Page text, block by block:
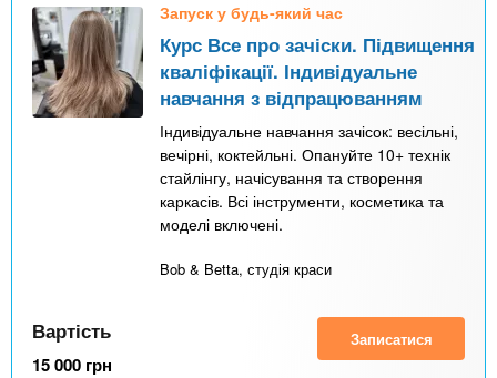
Запуск у будь-який час
Курс Все про зачіски. Підвищення
кваліфікації. Індивідуальне
навчання з відпрацюванням
Індивідуальне навчання зачісок: весільні,
вечірні, коктейльні. Опануйте 10+ технік
стайлінгу, начісування та створення
каркасів. Всі інструменти, косметика та
моделі включені.
Bob & Betta, студія краси
Вартість
15 000 грн
Записатися